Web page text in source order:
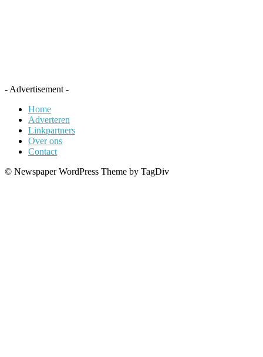
- Advertisement -
Home
Adverteren
Linkpartners
Over ons
Contact
© Newspaper WordPress Theme by TagDiv